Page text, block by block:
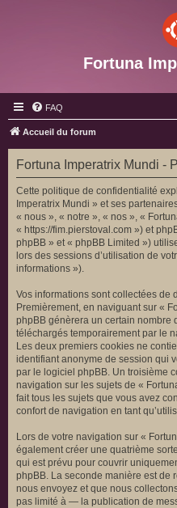
Fortuna
FAQ
Accueil du forum
Fortuna Imperatrix Mundi -
Cette politique de confidentialité
Imperatrix Mundi » et ses
« nous », « notre », « nos », «
« https://fim.pierstoval.com ») et
phpBB » et « phpBB Limited »)
lors des sessions d’utilisation de
informations »).
Vos informations sont collectées de
Premièrement, en naviguant sur «
phpBB génèrera un certain nombre
téléchargés temporairement par le
Les deux premiers cookies ne
identifiant anonyme de session qui
par le logiciel phpBB. Un troisième
navigation sur les sujets de «
fait tous les sujets que vous avez
confort de navigation en tant
Lors de votre navigation sur «
également créer une quatrième
qui est prévu pour couvrir
phpBB. La seconde manière est de
nous envoyez et que nous
pas limité à — la publication de